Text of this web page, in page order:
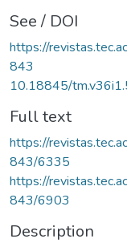
See / DOI
https://
843
10.18845/
Full text
https://
843/6335
https://
843/6903
Description